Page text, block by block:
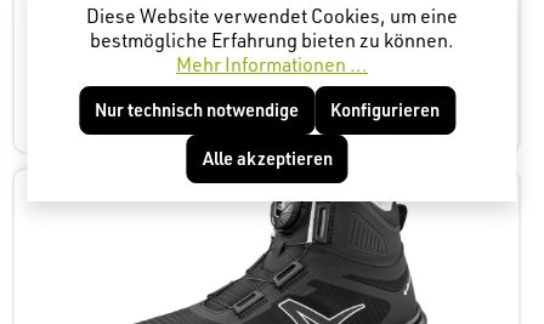
67,95 €*
Diese Website verwendet Cookies, um eine
bestmögliche Erfahrung bieten zu können.
Mehr Informationen ...
Nur technisch notwendige Konfigurieren
Alle akzeptieren